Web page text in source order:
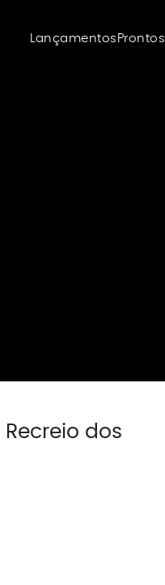
Lançamentos Prontos
dos